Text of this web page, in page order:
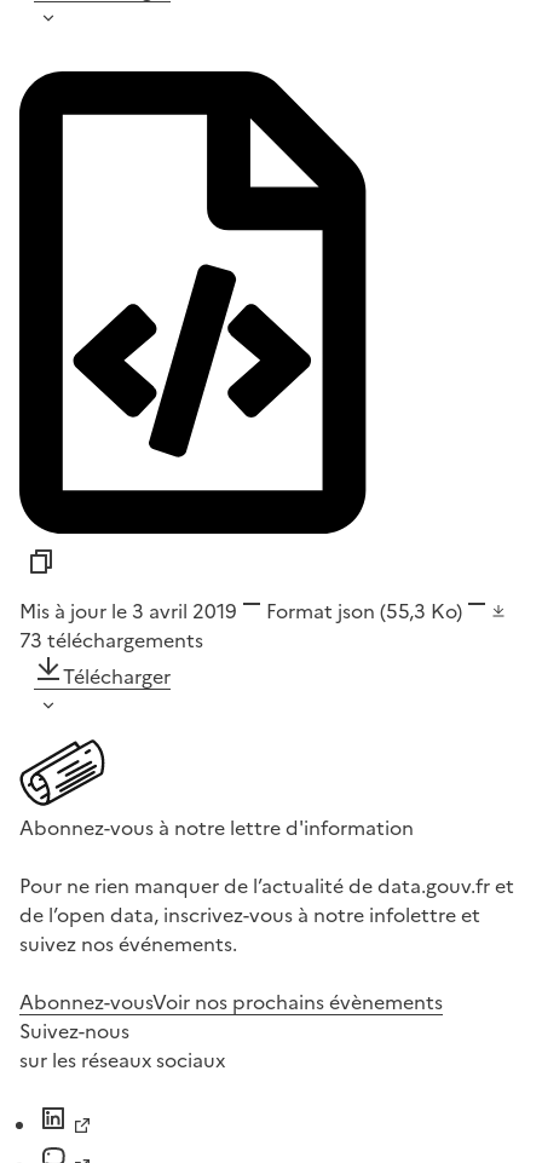
Mis à jour le 3 avril 2019 Format json (55,3 Ko)
73 téléchargements
Télécharger
Abonnez-vous à notre lettre d'information
Pour ne rien manquer de l’actualité de data.gouv.fr et
de l’open data, inscrivez-vous à notre infolettre et
suivez nos événements.
Abonnez-vousVoir nos prochains évènements
Suivez-nous
sur les réseaux sociaux